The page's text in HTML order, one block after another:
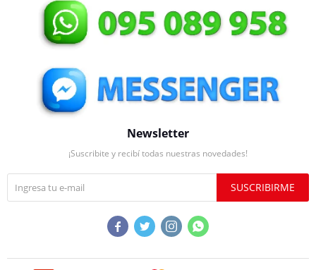
Newsletter
¡Suscribite y recibí todas nuestras novedades!
SUSCRIBIRME
   